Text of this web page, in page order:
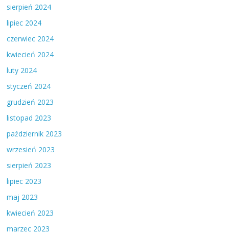
sierpień 2024
lipiec 2024
czerwiec 2024
kwiecień 2024
luty 2024
styczeń 2024
grudzień 2023
listopad 2023
październik 2023
wrzesień 2023
sierpień 2023
lipiec 2023
maj 2023
kwiecień 2023
marzec 2023